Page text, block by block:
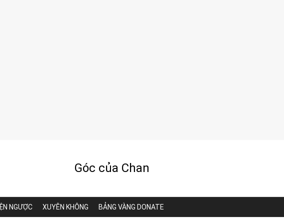
Góc của Chan
NGƯỢC XUYÊN KHÔNG BẢNG VÀNG DONATE